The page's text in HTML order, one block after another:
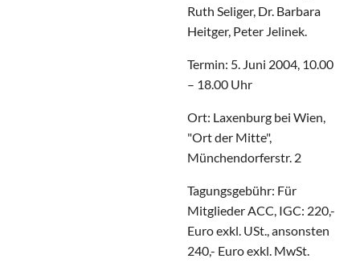
Ruth Seliger, Dr. Barbara
Heitger, Peter Jelinek.
Termin: 5. Juni 2004, 10.00
– 18.00 Uhr
Ort: Laxenburg bei Wien,
"Ort der Mitte",
Münchendorferstr. 2
Tagungsgebühr: Für
Mitglieder ACC, IGC: 220,-
Euro exkl. USt., ansonsten
240,- Euro exkl. MwSt.